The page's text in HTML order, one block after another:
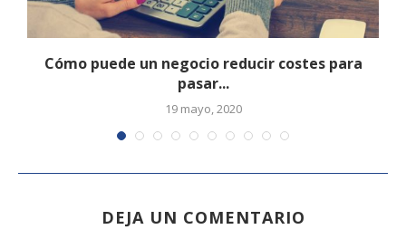
Cómo puede un negocio reducir costes para
pasar...
19 mayo, 2020
DEJA UN COMENTARIO